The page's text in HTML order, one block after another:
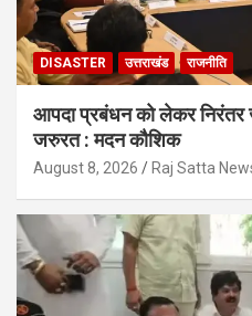
DISASTER उत्तराखंड राजनीति
आपदा प्रबंधन को लेकर
जरुरत : मदन कौशिक
August 8, 2026 Raj Satta